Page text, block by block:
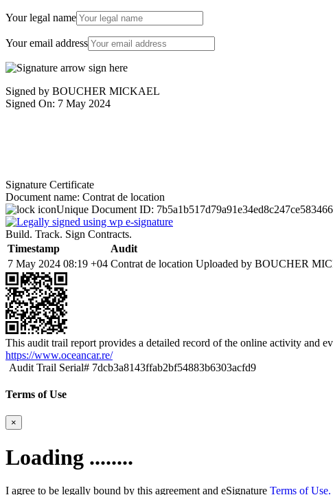
Your legal name
Your email address
Signed by BOUCHER MICKAEL
Signed On: 7 May 2024
Signature Certificate
Document name: Contrat de location
Unique Document ID:
Build. Track. Sign Contracts.
Timestamp
Audit
7 May 2024 08:19 +04 Contrat de location Uploaded by BOUCHER
This audit trail report provides a detailed record of the online activity and
https://www.oceancar.re/
Audit Trail Serial# 7dcb3a8143ffab2bf54883b6303acfd9
Terms of Use
×
Loading ........
I agree to be legally bound by this agreement and eSignature Terms of Use.